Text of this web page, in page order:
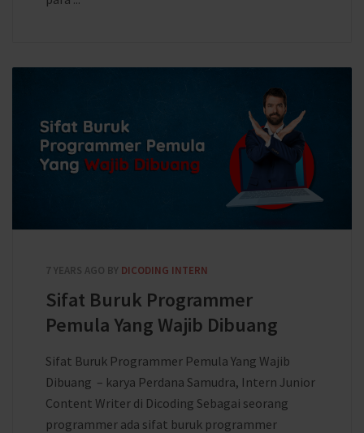
7 YEARS AGO BY DICODING INTERN
Sifat Buruk Programmer
Pemula Yang Wajib Dibuang
Sifat Buruk Programmer Pemula Yang Wajib
Dibuang – karya Perdana Samudra, Intern Junior
Content Writer di Dicoding Sebagai seorang
programmer ada sifat buruk programmer